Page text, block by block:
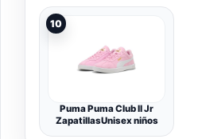
10
Puma Puma Club II Jr
ZapatillasUnisex niños